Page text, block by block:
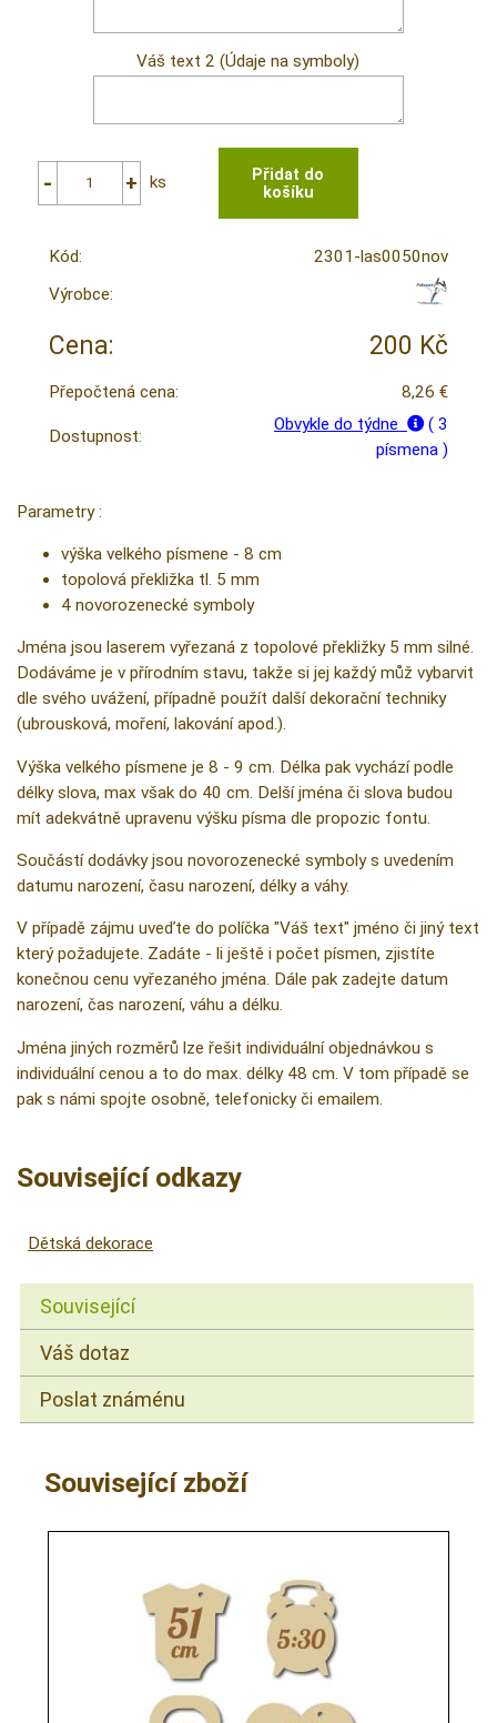
Váš text 2 (Údaje na symboly)
ks
Kód:
2301-las0050nov
Výrobce:
Cena: 200 Kč
Přepočtená cena: 8,26 €
Dostupnost:
Obvykle do týdne
( 3
písmena )
Parametry :
výška velkého písmene - 8 cm
topolová překližka tl. 5 mm
4 novorozenecké symboly
Jména jsou laserem vyřezaná z topolové překližky 5 mm silné.
Dodáváme je v přírodním stavu, takže si jej každý můž vybarvit
dle svého uvážení, případně použít další dekorační techniky
(ubrousková, moření, lakování apod.).
Výška velkého písmene je 8 - 9 cm. Délka pak vychází podle
délky slova, max však do 40 cm. Delší jména či slova budou
mít adekvátně upravenu výšku písma dle propozic fontu.
Součástí dodávky jsou novorozenecké symboly s uvedením
datumu narození, času narození, délky a váhy.
V případě zájmu uveďte do políčka "Váš text" jméno či jiný text
který požadujete. Zadáte - li ještě i počet písmen, zjistíte
konečnou cenu vyřezaného jména. Dále pak zadejte datum
narození, čas narození, váhu a délku.
Jména jiných rozměrů lze řešit individuální objednávkou s
individuální cenou a to do max. délky 48 cm. V tom případě se
pak s námi spojte osobně, telefonicky či emailem.
Související odkazy
Dětská dekorace
Související
Váš dotaz
Poslat známénu
Související zboží